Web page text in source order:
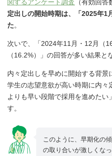
関するアンケート調査 （有効回答
定出しの開始時期は、「2025年1
た。
次いで、「2024年11月・12月（
（16.2%）」の回答が多い結果と
内々定出しを早めに開始する背景
学生の志望意欲が高い時期に内
よりも早い段階で採用を進めたい
す。
このように、早期化の
の取り合いが激しくな